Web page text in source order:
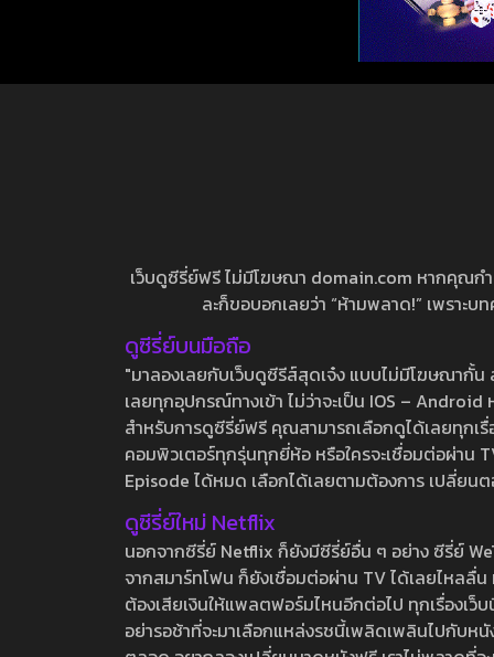
เว็บดูซีรี่ย์ฟรี ไม่มีโฆษณา domain.com หากคุณก
ละก็ขอบอกเลยว่า “ห้ามพลาด!” เพราะ
ดูซีรี่ย์บนมือถือ
"มาลองเลยกับเว็บดูซีรีส์สุดเจ๋ง แบบไม่มีโฆษณากั้
เลยทุกอุปกรณ์ทางเข้า ไม่ว่าจะเป็น IOS –
สำหรับการดูซีรี่ย์ฟรี คุณสามารถเลือกดูได้เลยทุกเ
คอมพิวเตอร์ทุกรุ่นทุกยี่ห้อ หรือใครจะเชื่อมต่อผ่าน
Episode ได้หมด เลือกได้เลยตามต้องการ เปลี่ยน
ดูซีรี่ย์ใหม่ Netflix
นอกจากซีรี่ย์ Netflix ก็ยังมีซีรี่ย์อื่น ๆ อย่าง ซีรี่ย์
จากสมาร์ทโฟน ก็ยังเชื่อมต่อผ่าน TV ได้เลยไหลลื่
ต้องเสียเงินให้แพลตฟอร์มไหนอีกต่อไป ทุกเรื่องเว็
อย่ารอช้าที่จะมาเลือกแหล่งรชนี้เพลิดเพลินไปกับห